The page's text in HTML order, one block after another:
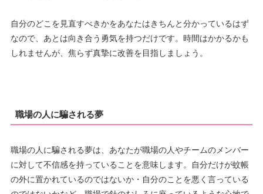
自分のどこを見直すべきかをあなたはきちんと分かっているはず
なので、あとは向き合う勇気を持つだけです。時間はかかるかも
しれませんが、焦らず真摯に改善を目指しましょう。
職場の人に騙される夢
職場の人に騙される夢は、あなたが職場の人やチームのメンバー
に対して不信感を持っていることを意味します。自分だけが蚊帳
の外に置かれているのではないか・自分のことを悪く言っている